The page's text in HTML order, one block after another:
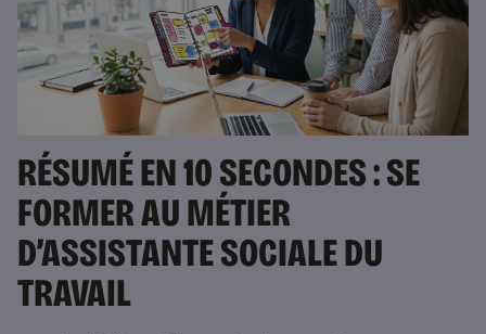
RÉSUMÉ EN 10 SECONDES : SE
FORMER AU MÉTIER
D’ASSISTANTE SOCIALE DU
TRAVAIL